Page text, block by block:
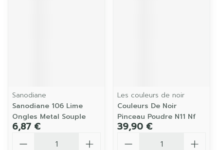
Sanodiane
Sanodiane 106 Lime
Ongles Metal Souple
6,87 €
Les couleurs de noir
Couleurs De Noir
Pinceau Poudre N11 Nf
39,90 €